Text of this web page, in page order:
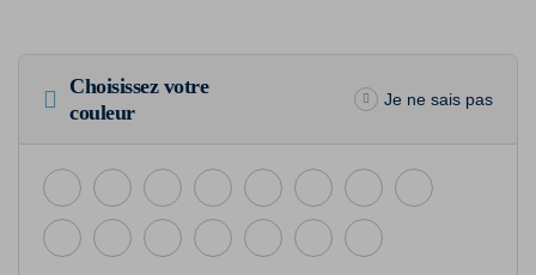
Choisissez votre
couleur
Je ne sais pas